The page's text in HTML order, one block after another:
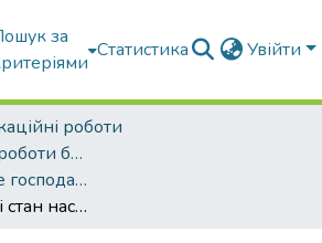
за
Статистика Увійти
роботи
Кваліфікаційні роботи бакалаврів
Садово-паркове господарство
Видовий склад і стан насаджень деревних рослин на території парку «Покровський» у місті Ірпінь